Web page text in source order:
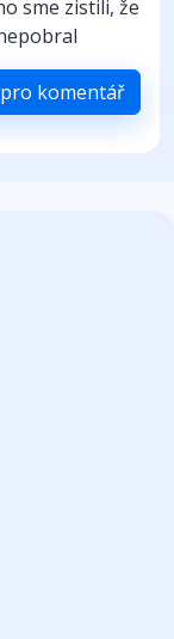
sme zistili, že
komentář